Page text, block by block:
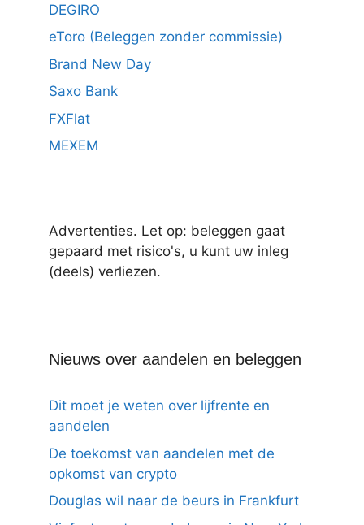
DEGIRO
eToro (Beleggen zonder commissie)
Brand New Day
Saxo Bank
FXFlat
MEXEM
Advertenties. Let op: beleggen gaat
gepaard met risico's, u kunt uw inleg
(deels) verliezen.
Nieuws over aandelen en beleggen
Dit moet je weten over lijfrente en
aandelen
De toekomst van aandelen met de
opkomst van crypto
Douglas wil naar de beurs in Frankfurt